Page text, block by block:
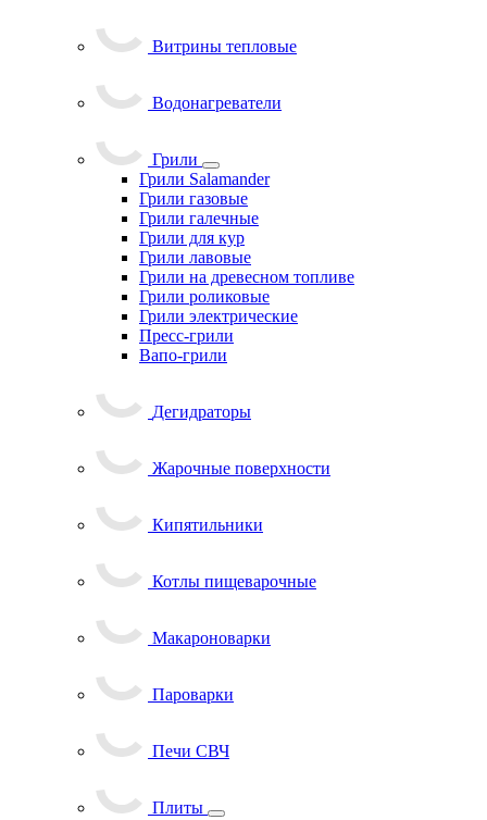
Витрины тепловые
Водонагреватели
Грили
Грили Salamander
Грили газовые
Грили галечные
Грили для кур
Грили лавовые
Грили на древесном топливе
Грили роликовые
Грили электрические
Пресс-грили
Вапо-грили
Дегидраторы
Жарочные поверхности
Кипятильники
Котлы пищеварочные
Макароноварки
Пароварки
Печи СВЧ
Плиты